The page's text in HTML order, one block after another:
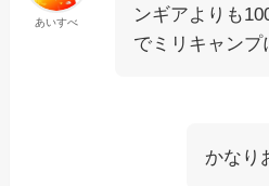
あいすべ
ンギアよりも
でミリキャンプ
かなり